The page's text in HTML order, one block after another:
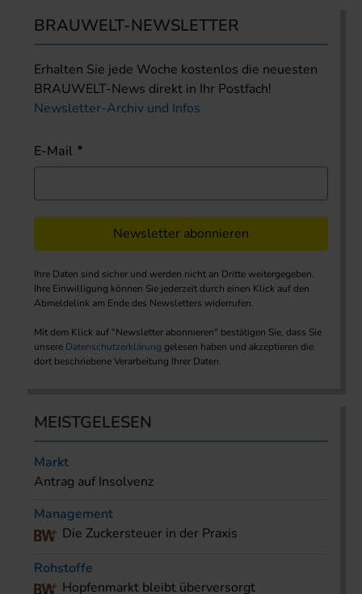
BRAUWELT-NEWSLETTER
Erhalten Sie jede Woche kostenlos die neuesten
BRAUWELT-News direkt in Ihr Postfach!
Newsletter-Archiv und Infos
E-Mail
Newsletter abonnieren
Ihre Daten sind sicher und werden nicht an Dritte weitergegeben.
Ihre Einwilligung können Sie jederzeit durch einen Klick auf den
Abmeldelink am Ende des Newsletters widerrufen.
Mit dem Klick auf "Newsletter abonnieren" bestätigen Sie, dass Sie
unsere Datenschutzerklärung gelesen haben und akzeptieren die
dort beschriebene Verarbeitung Ihrer Daten.
MEISTGELESEN
Markt
Antrag auf Insolvenz
Management
Die Zuckersteuer in der Praxis
Rohstoffe
Hopfenmarkt bleibt überversorgt